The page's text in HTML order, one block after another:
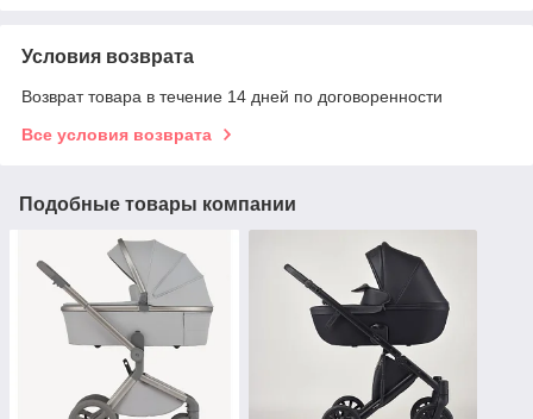
Условия возврата
Возврат товара в течение 14 дней по договоренности
Все условия возврата
Подобные товары компании